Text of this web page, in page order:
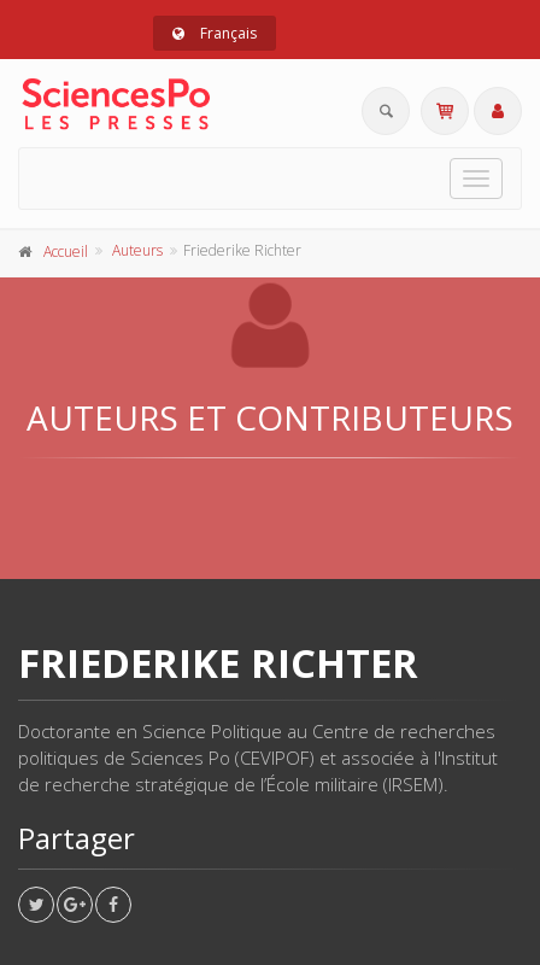
Français
Toggle
Accueil Auteurs Friederike Richter
AUTEURS ET CONTRIBUTEURS
FRIEDERIKE RICHTER
Doctorante en Science Politique au Centre de recherches
politiques de Sciences Po (CEVIPOF) et associée à l'Institut
de recherche stratégique de l’École militaire (IRSEM).
Partager